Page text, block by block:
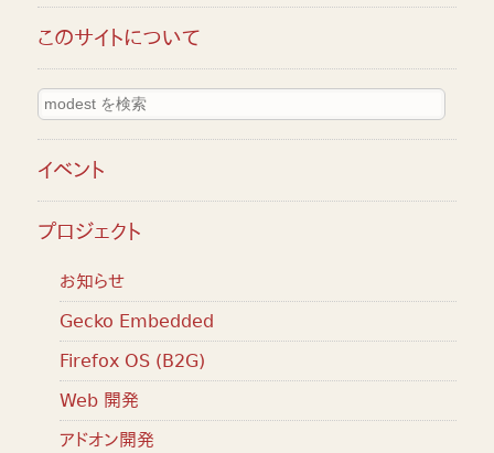
このサイトについて
イベント
プロジェクト
お知らせ
Gecko Embedded
Firefox OS (B2G)
Web 開発
アドオン開発